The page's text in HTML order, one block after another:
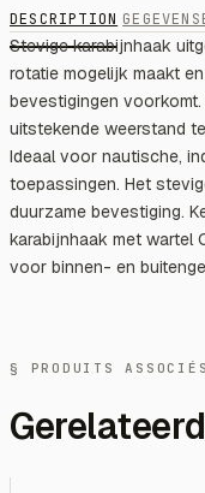
DESCRIPTION
Stevige karabijnhaak
rotatie mogelijk maakt
bevestigingen
uitstekende weerstand
Ideaal voor nautische,
toepassingen. Het
duurzame bevestiging.
karabijnhaak met wartel
voor binnen- en
§ PRODUITS ASSOCIÉS